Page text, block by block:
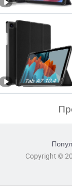
Copyright ©